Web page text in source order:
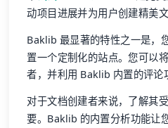
动项目进展并为用户创建精美
Baklib 最显著的特性之一是，
置一个定制化的站点。您可以
者，并利用 Baklib 内置的评论
对于文档创建者来说，了解其
要。Baklib 的内置分析功能让